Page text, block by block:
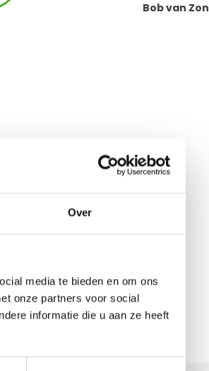
Over
media te bieden en om ons
onze partners voor social
informatie die u aan ze heeft
Bob van Zon
Deshalb
uns am besten